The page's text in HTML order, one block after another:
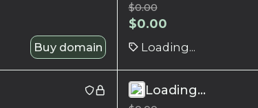
Buy domain
$0.00
$0.00
Loading...
Loading...